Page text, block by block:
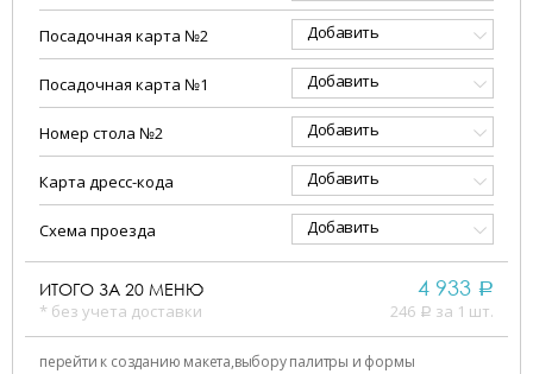
Посадочная карта №2 Добавить
Посадочная карта №1 Добавить
Номер стола №2 Добавить
Карта дресс-кода Добавить
Схема проезда Добавить
ИТОГО ЗА 20 МЕНЮ
* без учета доставки
4 933 a
246 a за 1 шт.
перейти к созданию макета,выбору палитры и формы